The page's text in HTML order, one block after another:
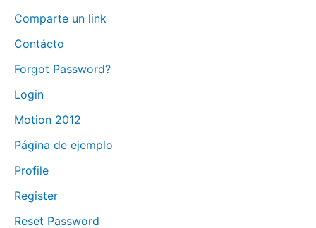
Comparte un link
Contácto
Forgot Password?
Login
Motion 2012
Página de ejemplo
Profile
Register
Reset Password